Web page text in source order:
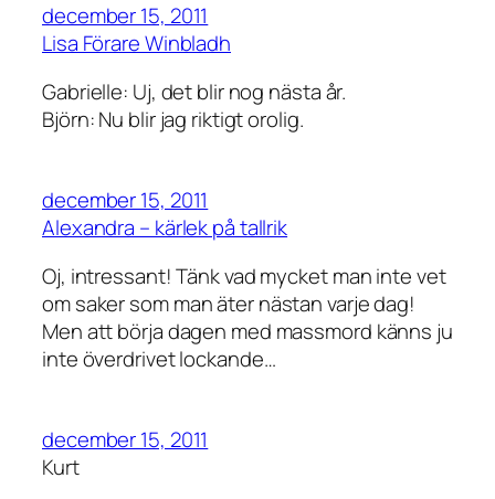
december 15, 2011
Lisa Förare Winbladh
Gabrielle: Uj, det blir nog nästa år.
Björn: Nu blir jag riktigt orolig.
december 15, 2011
Alexandra – kärlek på tallrik
Oj, intressant! Tänk vad mycket man inte vet
om saker som man äter nästan varje dag!
Men att börja dagen med massmord känns ju
inte överdrivet lockande…
december 15, 2011
Kurt